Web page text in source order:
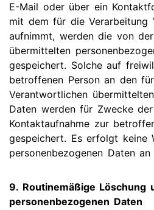
E-Mail oder über ein
mit dem für die Verarbeitung
aufnimmt, werden die von
übermittelten
gespeichert. Solche auf
betroffenen Person an den
Verantwortlichen
Daten werden für Zwecke
Kontaktaufnahme zur
gespeichert. Es erfolgt keine
personenbezogenen Daten
9. Routinemäßige Löschung
personenbezogenen Daten